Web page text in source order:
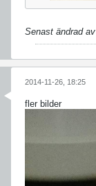
Senast ändrad av
2014-11-26, 18:25
fler bilder